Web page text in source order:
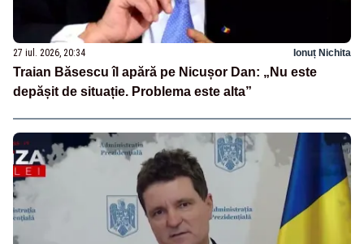
27 iul. 2026, 20:34 Ionuț Nichita
Traian Băsescu îl apără pe Nicușor Dan: „Nu este
depășit de situație. Problema este alta”